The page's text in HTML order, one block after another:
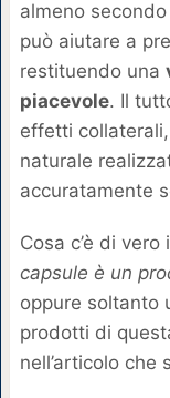
almeno
può aiutare a
restituendo una
piacevole. Il
effetti
naturale
accuratamente
Cosa c’è di
capsule è un
oppure soltanto
prodotti di
nell’articolo che